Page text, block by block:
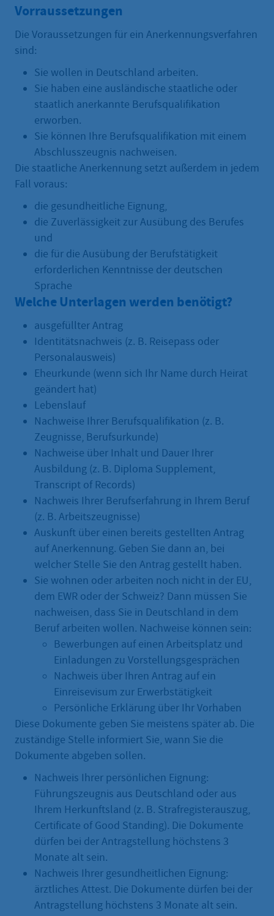
Vorraussetzungen
Die Voraussetzungen für ein Anerkennungsverfahren
sind:
Sie wollen in Deutschland arbeiten.
Sie haben eine ausländische staatliche oder
staatlich anerkannte Berufsqualifikation
erworben.
Sie können Ihre Berufsqualifikation mit einem
Abschlusszeugnis nachweisen.
Die staatliche Anerkennung setzt außerdem in jedem
Fall voraus:
die gesundheitliche Eignung,
die Zuverlässigkeit zur Ausübung des Berufes
und
die für die Ausübung der Berufstätigkeit
erforderlichen Kenntnisse der deutschen
Sprache
Welche Unterlagen werden benötigt?
ausgefüllter Antrag
Identitätsnachweis (z. B. Reisepass oder
Personalausweis)
Eheurkunde (wenn sich Ihr Name durch Heirat
geändert hat)
Lebenslauf
Nachweise Ihrer Berufsqualifikation (z. B.
Zeugnisse, Berufsurkunde)
Nachweise über Inhalt und Dauer Ihrer
Ausbildung (z. B. Diploma Supplement,
Transcript of Records)
Nachweis Ihrer Berufserfahrung in Ihrem Beruf
(z. B. Arbeitszeugnisse)
Auskunft über einen bereits gestellten Antrag
auf Anerkennung. Geben Sie dann an, bei
welcher Stelle Sie den Antrag gestellt haben.
Sie wohnen oder arbeiten noch nicht in der EU,
dem EWR oder der Schweiz? Dann müssen Sie
nachweisen, dass Sie in Deutschland in dem
Beruf arbeiten wollen. Nachweise können sein:
Bewerbungen auf einen Arbeitsplatz und
Einladungen zu Vorstellungsgesprächen
Nachweis über Ihren Antrag auf ein
Einreisevisum zur Erwerbstätigkeit
Persönliche Erklärung über Ihr Vorhaben
Diese Dokumente geben Sie meistens später ab. Die
zuständige Stelle informiert Sie, wann Sie die
Dokumente abgeben sollen.
Nachweis Ihrer persönlichen Eignung:
Führungszeugnis aus Deutschland oder aus
Ihrem Herkunftsland (z. B. Strafregisterauszug,
Certificate of Good Standing). Die Dokumente
dürfen bei der Antragstellung höchstens 3
Monate alt sein.
Nachweis Ihrer gesundheitlichen Eignung:
ärztliches Attest. Die Dokumente dürfen bei der
Antragstellung höchstens 3 Monate alt sein.